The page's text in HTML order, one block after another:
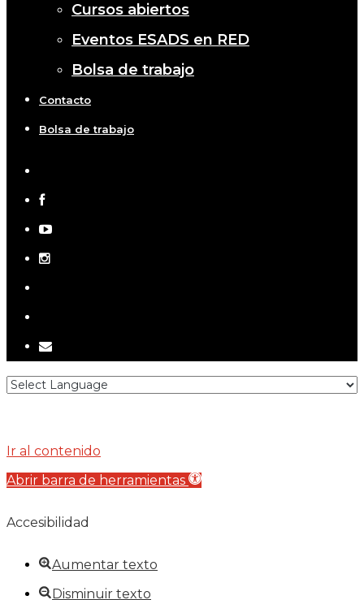
Cursos abiertos
Eventos ESADS en RED
Bolsa de trabajo
Contacto
Bolsa de trabajo
twitter
facebook
youtube
instagram
email
Ir al contenido
Abrir barra de herramientas
Accesibilidad
Aumentar texto
Disminuir texto